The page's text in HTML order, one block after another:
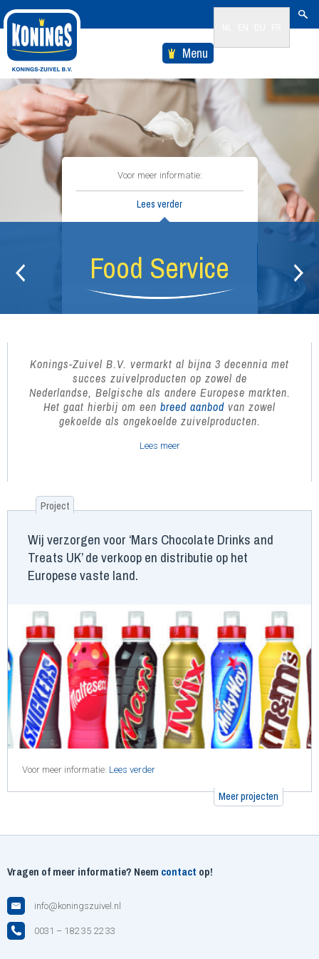
Menu
Food Service
Voor meer informatie:
Lees verder
Konings-Zuivel B.V. vermarkt al bijna 3 decennia met
succes zuivelproducten op zowel de
Nederlandse, Belgische als andere Europese markten.
Het gaat hierbij om een breed aanbod van zowel
gekoelde als ongekoelde zuivelproducten.
Lees meer
Project
Wij verzorgen voor ‘Mars Chocolate Drinks and
Treats UK’ de verkoop en distributie op het
Europese vaste land.
Voor meer informatie: Lees verder
Meer projecten
Vragen of meer informatie? Neem contact op!
info@koningszuivel.nl
0031 – 182 35 22 33